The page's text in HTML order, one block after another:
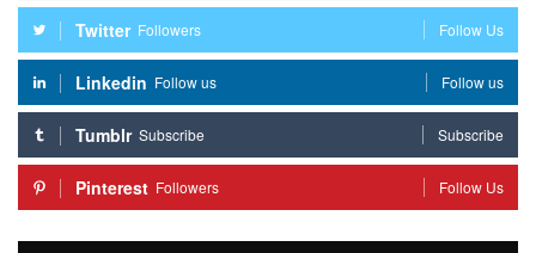
Twitter Followers Follow Us
Linkedin Follow us Follow us
Tumblr Subscribe Subscribe
Pinterest Followers Follow Us